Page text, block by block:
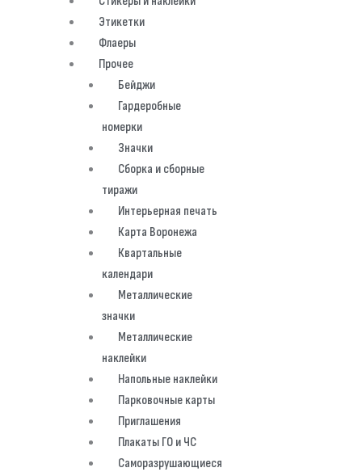
Этикетки
Флаеры
Прочее
Бейджи
Гардеробные
номерки
Значки
Сборка и сборные
тиражи
Интерьерная печать
Карта Воронежа
Квартальные
календари
Металлические
значки
Металлические
наклейки
Напольные наклейки
Парковочные карты
Приглашения
Плакаты ГО и ЧС
Саморазрушающиеся